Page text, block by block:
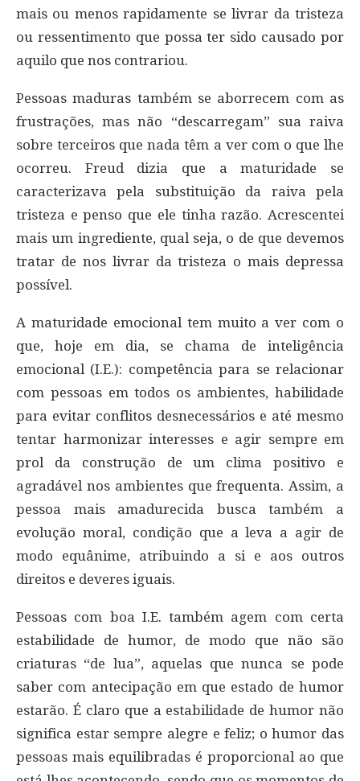
mais ou menos rapidamente se livrar da tristeza
ou ressentimento que possa ter sido causado por
aquilo que nos contrariou.
Pessoas maduras também se aborrecem com as
frustrações, mas não “descarregam” sua raiva
sobre terceiros que nada têm a ver com o que lhe
ocorreu. Freud dizia que a maturidade se
caracterizava pela substituição da raiva pela
tristeza e penso que ele tinha razão. Acrescentei
mais um ingrediente, qual seja, o de que devemos
tratar de nos livrar da tristeza o mais depressa
possível.
A maturidade emocional tem muito a ver com o
que, hoje em dia, se chama de inteligência
emocional (I.E.): competência para se relacionar
com pessoas em todos os ambientes, habilidade
para evitar conflitos desnecessários e até mesmo
tentar harmonizar interesses e agir sempre em
prol da construção de um clima positivo e
agradável nos ambientes que frequenta. Assim, a
pessoa mais amadurecida busca também a
evolução moral, condição que a leva a agir de
modo equânime, atribuindo a si e aos outros
direitos e deveres iguais.
Pessoas com boa I.E. também agem com certa
estabilidade de humor, de modo que não são
criaturas “de lua”, aquelas que nunca se pode
saber com antecipação em que estado de humor
estarão. É claro que a estabilidade de humor não
significa estar sempre alegre e feliz; o humor das
pessoas mais equilibradas é proporcional ao que